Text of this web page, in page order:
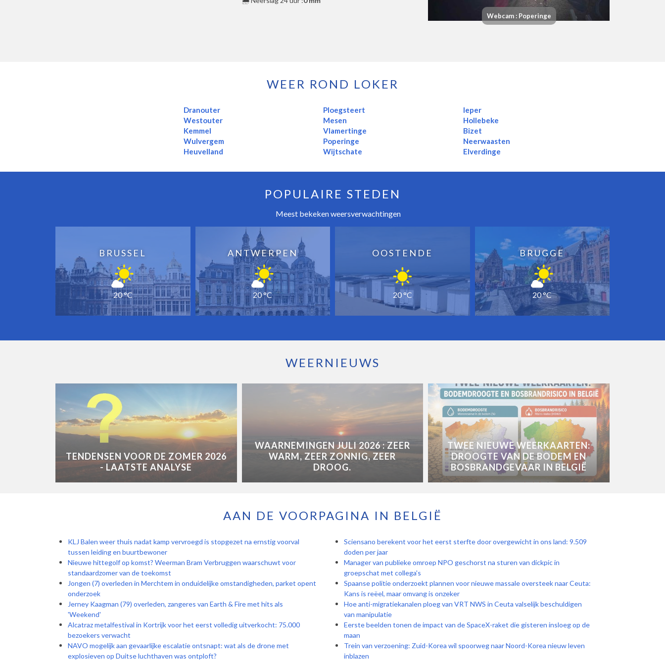
Webcam : Poperinge
WEER ROND LOKER
Dranouter
Westouter
Kemmel
Wulvergem
Heuvelland
Ploegsteert
Mesen
Vlamertinge
Poperinge
Wijtschate
Ieper
Hollebeke
Bizet
Neerwaasten
Elverdinge
POPULAIRE STEDEN
Meest bekeken weersverwachtingen
BRUSSEL
20 °C
ANTWERPEN
20 °C
OOSTENDE
20 °C
BRUGGE
20 °C
WEERNIEUWS
TENDENSEN VOOR DE ZOMER 2026
- LAATSTE ANALYSE
WAARNEMINGEN JULI 2026 : ZEER
WARM, ZEER ZONNIG, ZEER
DROOG.
TWEE NIEUWE WEERKAARTEN:
DROOGTE VAN DE BODEM EN
BOSBRANDGEVAAR IN BELGIË
AAN DE VOORPAGINA IN BELGIË
KLJ Balen weer thuis nadat kamp vervroegd is stopgezet na ernstig voorval
tussen leiding en buurtbewoner
Nieuwe hittegolf op komst? Weerman Bram Verbruggen waarschuwt voor
standaardzomer van de toekomst
Jongen (7) overleden in Merchtem in onduidelijke omstandigheden, parket opent
onderzoek
Jerney Kaagman (79) overleden, zangeres van Earth & Fire met hits als
'Weekend'
Alcatraz metalfestival in Kortrijk voor het eerst volledig uitverkocht: 75.000
bezoekers verwacht
NAVO mogelijk aan gevaarlijke escalatie ontsnapt: wat als de drone met
explosieven op Duitse luchthaven was ontploft?
Sciensano berekent voor het eerst sterfte door overgewicht in ons land: 9.509
doden per jaar
Manager van publieke omroep NPO geschorst na sturen van dickpic in
groepschat met collega's
Spaanse politie onderzoekt plannen voor nieuwe massale oversteek naar Ceuta:
Kans is reëel, maar omvang is onzeker
Hoe anti-migratiekanalen ploeg van VRT NWS in Ceuta valselijk beschuldigen
van manipulatie
Eerste beelden tonen de impact van de SpaceX-raket die gisteren insloeg op de
maan
Trein van verzoening: Zuid-Korea wil spoorweg naar Noord-Korea nieuw leven
inblazen